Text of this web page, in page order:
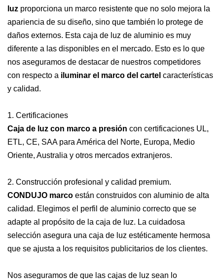
luz proporciona un marco resistente que no solo mejora la
apariencia de su diseño, sino que también lo protege de
daños externos. Esta caja de luz de aluminio es muy
diferente a las disponibles en el mercado. Esto es lo que
nos aseguramos de destacar de nuestros competidores
con respecto a iluminar el marco del cartel características
y calidad.
1. Certificaciones
Caja de luz con marco a presión con certificaciones UL,
ETL, CE, SAA para América del Norte, Europa, Medio
Oriente, Australia y otros mercados extranjeros.
2. Construcción profesional y calidad premium.
CONDUJO marco están construidos con aluminio de alta
calidad. Elegimos el perfil de aluminio correcto que se
adapte al propósito de la caja de luz. La cuidadosa
selección asegura una caja de luz estéticamente hermosa
que se ajusta a los requisitos publicitarios de los clientes.
Nos aseguramos de que las cajas de luz sean lo